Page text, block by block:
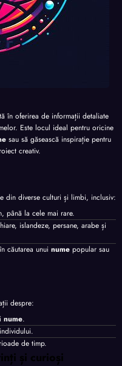
în oferirea de informații detaliate
Este locul ideal pentru oricine
sau să găsească inspirație pentru
creativ.
din diverse culturi și limbi, inclusiv:
până la cele mai rare.
islandeze, persane, arabe și
căutarea unui nume popular sau
despre:
nume.
de timp.
și curioși